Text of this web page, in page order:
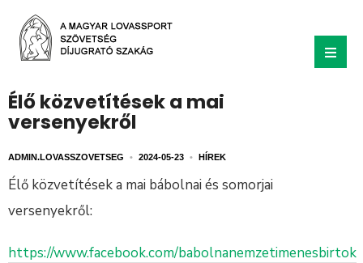
Élő közvetítések a mai
versenyekről
ADMIN.LOVASSZOVETSEG • 2024-05-23 • HÍREK
Élő közvetítések a mai bábolnai és somorjai
versenyekről:
https://www.facebook.com/babolnanemzetimenesbirtok